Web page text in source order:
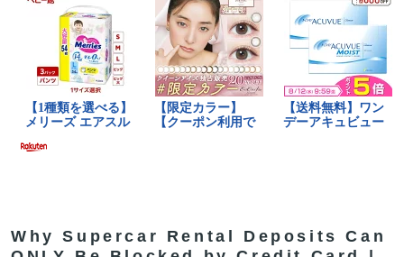
Why Supercar Rental Deposits Can